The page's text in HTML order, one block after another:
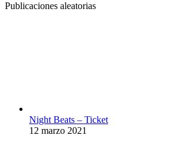
Publicaciones aleatorias
Night Beats – Ticket
12 marzo 2021